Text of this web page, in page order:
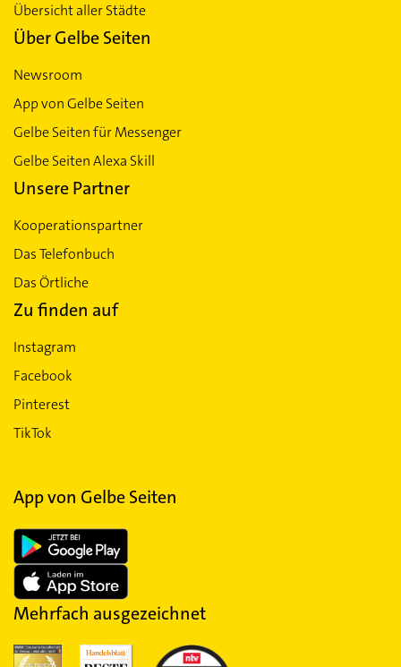
Übersicht aller Städte
Über Gelbe Seiten
Newsroom
App von Gelbe Seiten
Gelbe Seiten für Messenger
Gelbe Seiten Alexa Skill
Unsere Partner
Kooperationspartner
Das Telefonbuch
Das Örtliche
Zu finden auf
Instagram
Facebook
Pinterest
TikTok
App von Gelbe Seiten
Mehrfach ausgezeichnet